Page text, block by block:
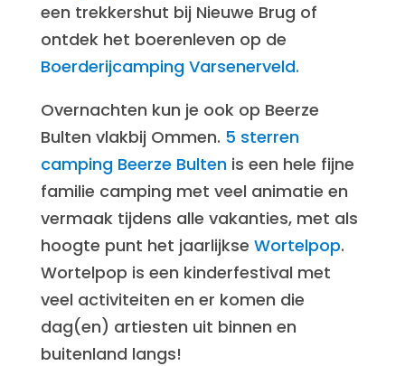
een trekkershut bij Nieuwe Brug of
ontdek het boerenleven op de
Boerderijcamping Varsenerveld.
Overnachten kun je ook op Beerze
Bulten vlakbij Ommen. 5 sterren
camping Beerze Bulten is een hele fijne
familie camping met veel animatie en
vermaak tijdens alle vakanties, met als
hoogte punt het jaarlijkse Wortelpop.
Wortelpop is een kinderfestival met
veel activiteiten en er komen die
dag(en) artiesten uit binnen en
buitenland langs!